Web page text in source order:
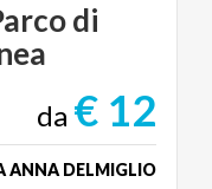
di
da € 12
ANNA DELMIGLIO